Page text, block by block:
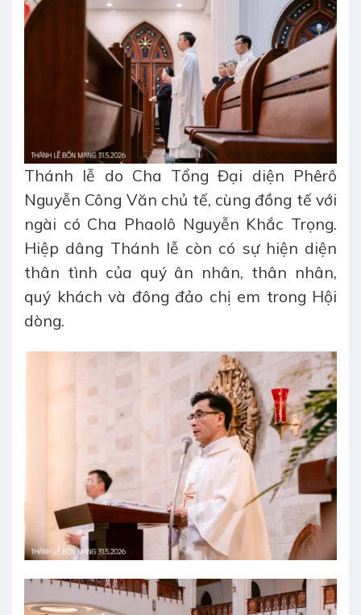
Thánh lễ do Cha Tổng Đại diện Phêrô
Nguyễn Công Văn chủ tế, cùng đồng tế với
ngài có Cha Phaolô Nguyễn Khắc Trọng.
Hiệp dâng Thánh lễ còn có sự hiện diện
thân tình của quý ân nhân, thân nhân,
quý khách và đông đảo chị em trong Hội
dòng.